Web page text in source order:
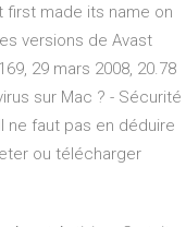
first made its name on
versions de Avast
29 mars 2008, 20.78
sur Mac ? - Sécurité
ne faut pas en déduire
ou télécharger